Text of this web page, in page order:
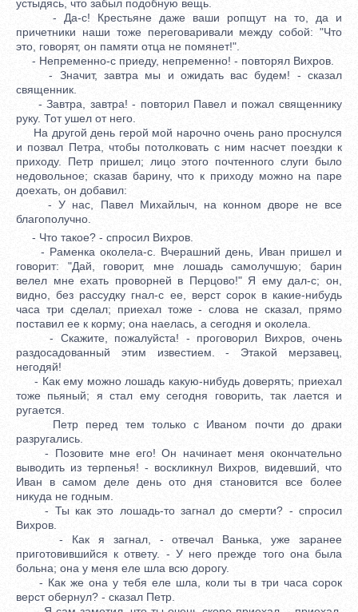
устыдясь, что забыл подобную вещь.
- Да-с! Крестьяне даже ваши ропщут на то, да и
причетники наши тоже переговаривали между собой: "Что
это, говорят, он памяти отца не помянет!".
- Непременно-с приеду, непременно! - повторял Вихров.
- Значит, завтра мы и ожидать вас будем! - сказал
священник.
- Завтра, завтра! - повторил Павел и пожал священнику
руку. Тот ушел от него.
На другой день герой мой нарочно очень рано проснулся
и позвал Петра, чтобы потолковать с ним насчет поездки к
приходу. Петр пришел; лицо этого почтенного слуги было
недовольное; сказав барину, что к приходу можно на паре
доехать, он добавил:
- У нас, Павел Михайлыч, на конном дворе не все
благополучно.
- Что такое? - спросил Вихров.
- Раменка околела-с. Вчерашний день, Иван пришел и
говорит: "Дай, говорит, мне лошадь самолучшую; барин
велел мне ехать проворней в Перцово!" Я ему дал-с; он,
видно, без рассудку гнал-с ее, верст сорок в какие-нибудь
часа три сделал; приехал тоже - слова не сказал, прямо
поставил ее к корму; она наелась, а сегодня и околела.
- Скажите, пожалуйста! - проговорил Вихров, очень
раздосадованный этим известием. - Этакой мерзавец,
негодяй!
- Как ему можно лошадь какую-нибудь доверять; приехал
тоже пьяный; я стал ему сегодня говорить, так лается и
ругается.
Петр перед тем только с Иваном почти до драки
разругались.
- Позовите мне его! Он начинает меня окончательно
выводить из терпенья! - воскликнул Вихров, видевший, что
Иван в самом деле день ото дня становится все более
никуда не годным.
- Ты как это лошадь-то загнал до смерти? - спросил
Вихров.
- Как я загнал, - отвечал Ванька, уже заранее
приготовившийся к ответу. - У него прежде того она была
больна; она у меня еле шла всю дорогу.
- Как же она у тебя еле шла, коли ты в три часа сорок
верст обернул? - сказал Петр.